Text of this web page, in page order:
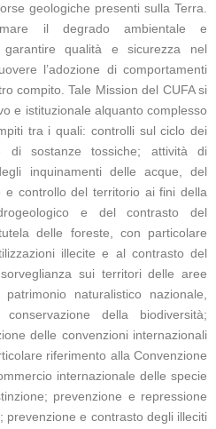
geologiche presenti sulla Terra.
il degrado ambientale e
garantire qualità e sicurezza nel
l’adozione di comportamenti
compito. Tale Mission del CUFA si
e istituzionale alquanto complesso
tra i quali: controlli sul ciclo dei
sostanze tossiche; attività di
inquinamenti delle acque, del
e controllo del territorio ai fini della
e del contrasto del
delle foreste, con particolare
illecite e al contrasto del
sui territori delle aree
naturalistico nazionale,
della biodiversità;
delle convenzioni internazionali
riferimento alla Convenzione
internazionale delle specie
prevenzione e repressione
e contrasto degli illeciti